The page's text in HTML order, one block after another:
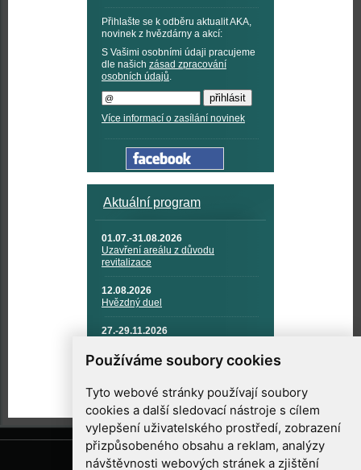
Používáme soubory cookies
Tyto webové stránky používají soubory
cookies a další sledovací nástroje s cílem
vylepšení uživatelského prostředí, zobrazení
přizpůsobeného obsahu a reklam, analýzy
návštěvnosti webových stránek a zjištění
Přihlašte se k odběru aktualit AKA,
novinek z hvězdárny a akcí:
S Vašimi osobními údaji pracujeme
dle našich zásad zpracování
osobních údajů.
Více informací o zasílání novinek
Aktuální program
01.07.-31.08.2026
Uzavření areálu z důvodu
revitalizace
12.08.2026
Hvězdný duel
27.-29.11.2026
TECHNIKA A KOSMICKÉ
TECHNOLOGIE